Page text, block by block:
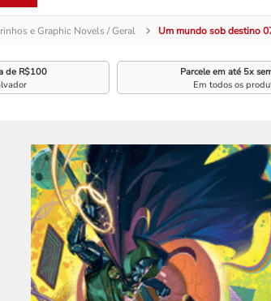
e Graphic Novels / Geral Um mundo sob destino
de R$100
Parcele em até 5x
Em todos os